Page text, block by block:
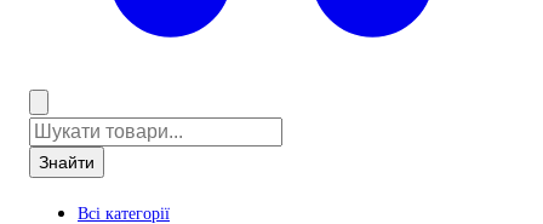
Знайти
Всі категорії